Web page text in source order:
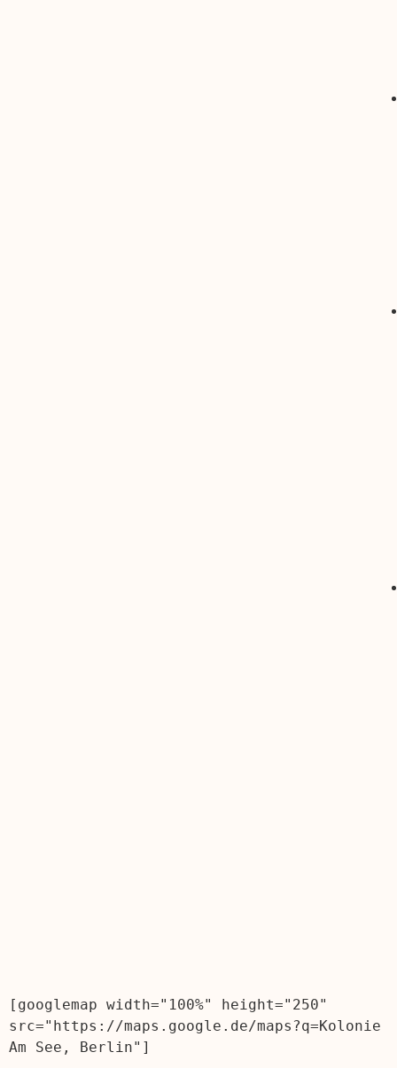
[googlemap width="100%" height="250"
src="https://maps.google.de/maps?q=Kolonie
Am See, Berlin"]